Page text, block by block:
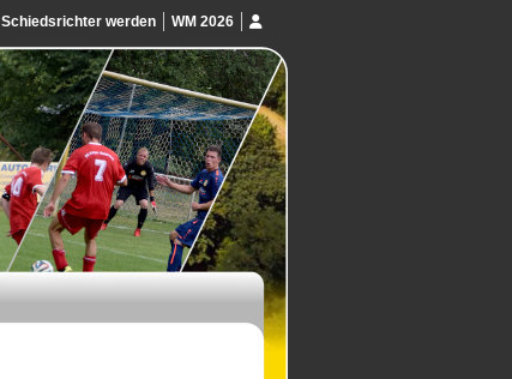
Schiedsrichter werden WM 2026